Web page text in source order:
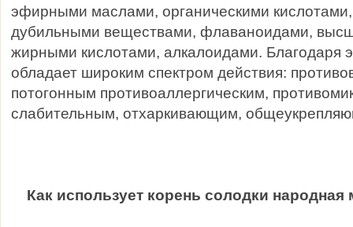
эфирными маслами, органическими
дубильными веществами, флаваноидами,
жирными кислотами, алкалоидами. Благодаря
обладает широким спектром действия:
потогонным противоаллергическим,
слабительным, отхаркивающим,
Как использует корень солодки народная